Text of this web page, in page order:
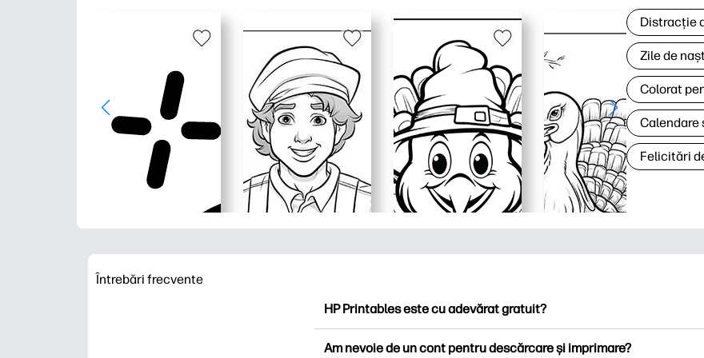
Distracție
Zile de
Colorat
Felicitări
Întrebări frecvente
HP Printables este cu adevărat gratuit?
Am nevoie de un cont pentru descărcare și imprimare?